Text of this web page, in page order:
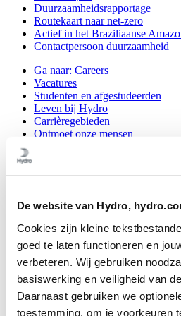
De website van Hydro,
Cookies zijn kleine
goed te laten functioneren en
verbeteren. Wij gebruiken
basiswerking en veiligheid van
Daarnaast gebruiken we
toestemming, om je voorkeuren
Duurzaamheidsrapportage
Routekaart naar net-zero
Actief in het Braziliaanse
Contactpersoon duurzaamheid
Ga naar: Careers
Vacatures
Studenten en afgestudeerden
Leven bij Hydro
Carrièregebieden
Ontmoet onze mensen
Perscontacten
Nieuws
Hydro in één oogopslag
Mediagalerij
Ga naar:
About Hydro